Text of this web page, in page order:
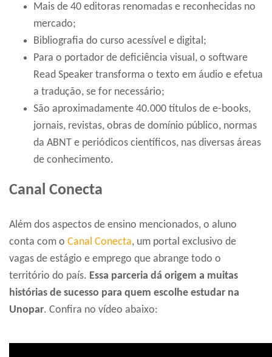
Mais de 40 editoras renomadas e reconhecidas no
mercado;
Bibliografia do curso acessível e digital;
Para o portador de deficiência visual, o software
Read Speaker transforma o texto em áudio e efetua
a tradução, se for necessário;
São aproximadamente 40.000 títulos de e-books,
jornais, revistas, obras de domínio público, normas
da ABNT e periódicos científicos, nas diversas áreas
de conhecimento.
Canal Conecta
Além dos aspectos de ensino mencionados, o aluno
conta com o Canal Conecta, um portal exclusivo de
vagas de estágio e emprego que abrange todo o
território do país. Essa parceria dá origem a muitas
histórias de sucesso para quem escolhe estudar na
Unopar. Confira no vídeo abaixo: